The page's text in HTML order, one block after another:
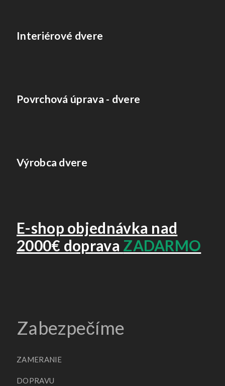
Interiérové dvere
Povrchová úprava - dvere
Výrobca dvere
E-shop objednávka nad
2000€ doprava ZADARMO
Zabezpečíme
ZAMERANIE
DOPRAVU